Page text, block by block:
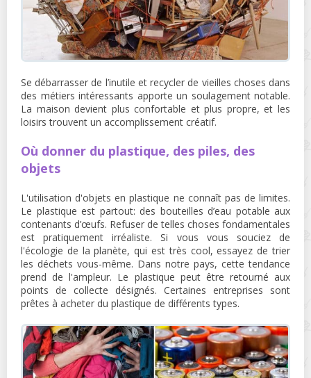
Se débarrasser de l’inutile et recycler de vieilles choses dans
des métiers intéressants apporte un soulagement notable.
La maison devient plus confortable et plus propre, et les
loisirs trouvent un accomplissement créatif.
Où donner du plastique, des piles, des
objets
L'utilisation d'objets en plastique ne connaît pas de limites.
Le plastique est partout: des bouteilles d’eau potable aux
contenants d’œufs. Refuser de telles choses fondamentales
est pratiquement irréaliste. Si vous vous souciez de
l'écologie de la planète, qui est très cool, essayez de trier
les déchets vous-même. Dans notre pays, cette tendance
prend de l'ampleur. Le plastique peut être retourné aux
points de collecte désignés. Certaines entreprises sont
prêtes à acheter du plastique de différents types.